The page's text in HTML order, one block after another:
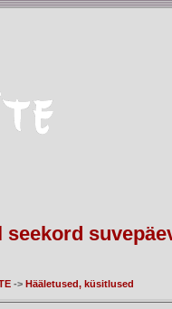
seekord
-> Hääletused, küsitlused